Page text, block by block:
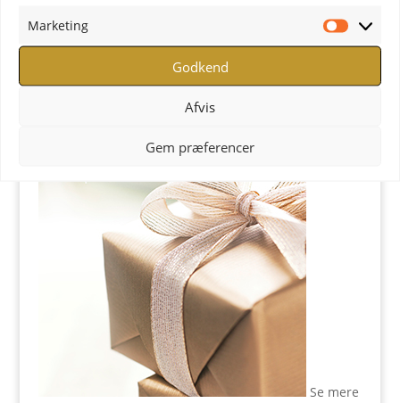
Marketing
Godkend
Afvis
Gem præferencer
YOGA Retreats - Læs mere
Se mere